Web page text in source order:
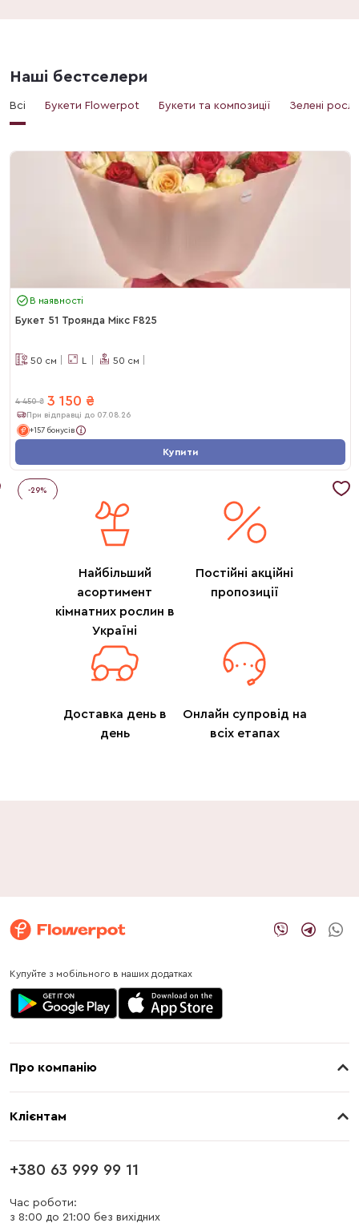
Наші бестселери
Всі Букети Flowerpot Букети та композиції Зелені
В наявності
Букет 51 Троянда Мікс F825
50 см L 50 см
4 450 ₴ 3 150 ₴
При відправці до 07.08.26
+157 бонусів
Купити
-29%
Найбільший
асортимент
кімнатних рослин в
Україні
Постійні акційні
пропозиції
Доставка день в
день
Онлайн супровід на
всіх етапах
Купуйте з мобільного в наших додатках
Про компанію
Клієнтам
Оплата
Блог
+380 63 999 99 11
Час роботи:
з 8:00 до 21:00 без вихідних